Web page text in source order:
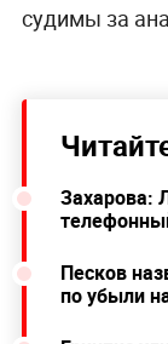
судимы за
Захарова:
Песков
по убыли